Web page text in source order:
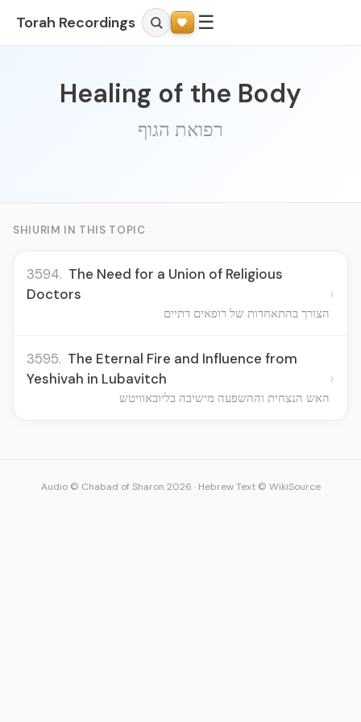
Torah Recordings ☰
Healing of the Body
רפואת הגוף
SHIURIM IN THIS TOPIC
3594. The Need for a Union of Religious
Doctors
הצורך בהתאחדות של רופאים דתיים
›
3595. The Eternal Fire and Influence from
Yeshivah in Lubavitch
האש הנצחית וההשפעה מישיבה בליובאוויטש
›
Audio © Chabad of Sharon 2026 · Hebrew Text © WikiSource